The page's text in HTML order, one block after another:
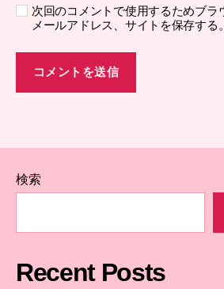
次回のコメントで使用するためブラ
メールアドレス、サイトを保存する。
検索
Recent Posts